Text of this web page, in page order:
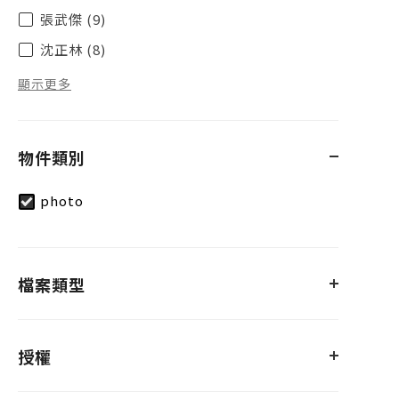
張武傑 (9)
沈正林 (8)
顯示更多
物件類別
photo
檔案類型
授權